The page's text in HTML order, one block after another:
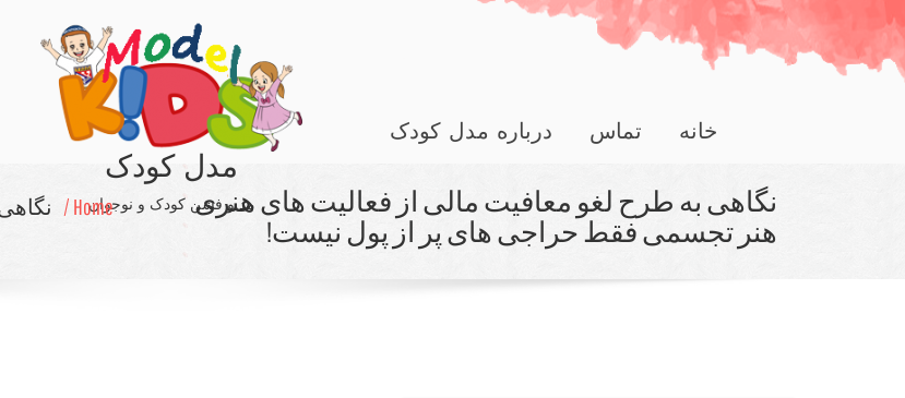
مدل کودک
مد و فشن کودک و نوجوان
خانه تماس درباره مدل کودک
Home /
نگاهی به طرح لغو معافیت مالی از فعالیت های هنری
هنر تجسمی فقط حراجی های پر از پول نیست!